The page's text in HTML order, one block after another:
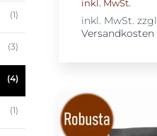
(1)
(3)
(4)
(1)
inkl. MwSt.
inkl. MwSt. zzgl.
Versandkosten